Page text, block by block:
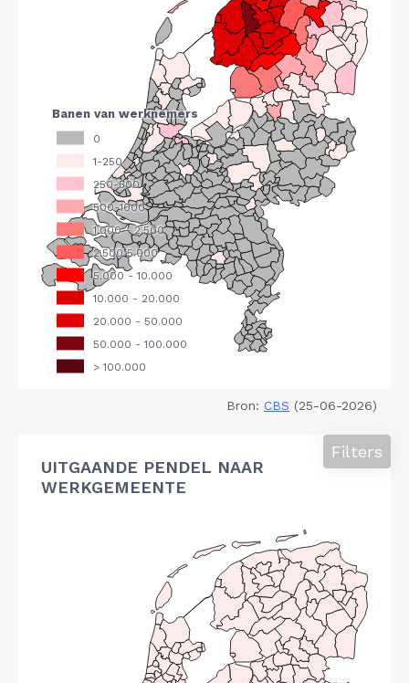
Bron: CBS (25-06-2026)
UITGAANDE PENDEL NAAR
WERKGEMEENTE
Filters